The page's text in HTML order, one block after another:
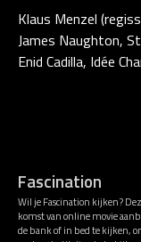
Klaus Menzel
James Naughton,
Enid Cadilla, Idée
Fascination
Wil je Fascination kijken?
komst van online movie
de bank of in bed te kijken,